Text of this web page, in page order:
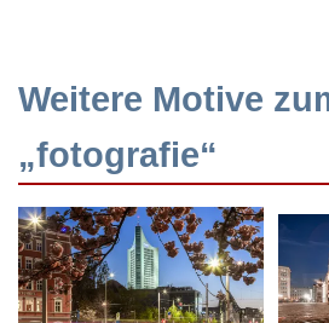
Weitere Motive
„fotografie“